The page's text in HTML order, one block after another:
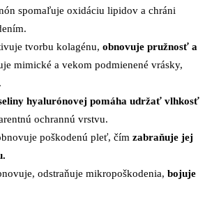
spomaľuje oxidáciu lipidov a chráni
tvorbu kolagénu, obnovuje pružnosť a
mimické a vekom podmienené vrásky,
hyalurónovej pomáha udržať vlhkosť
ochrannú vrstvu.
poškodenú pleť, čím zabraňuje jej
odstraňuje mikropoškodenia, bojuje